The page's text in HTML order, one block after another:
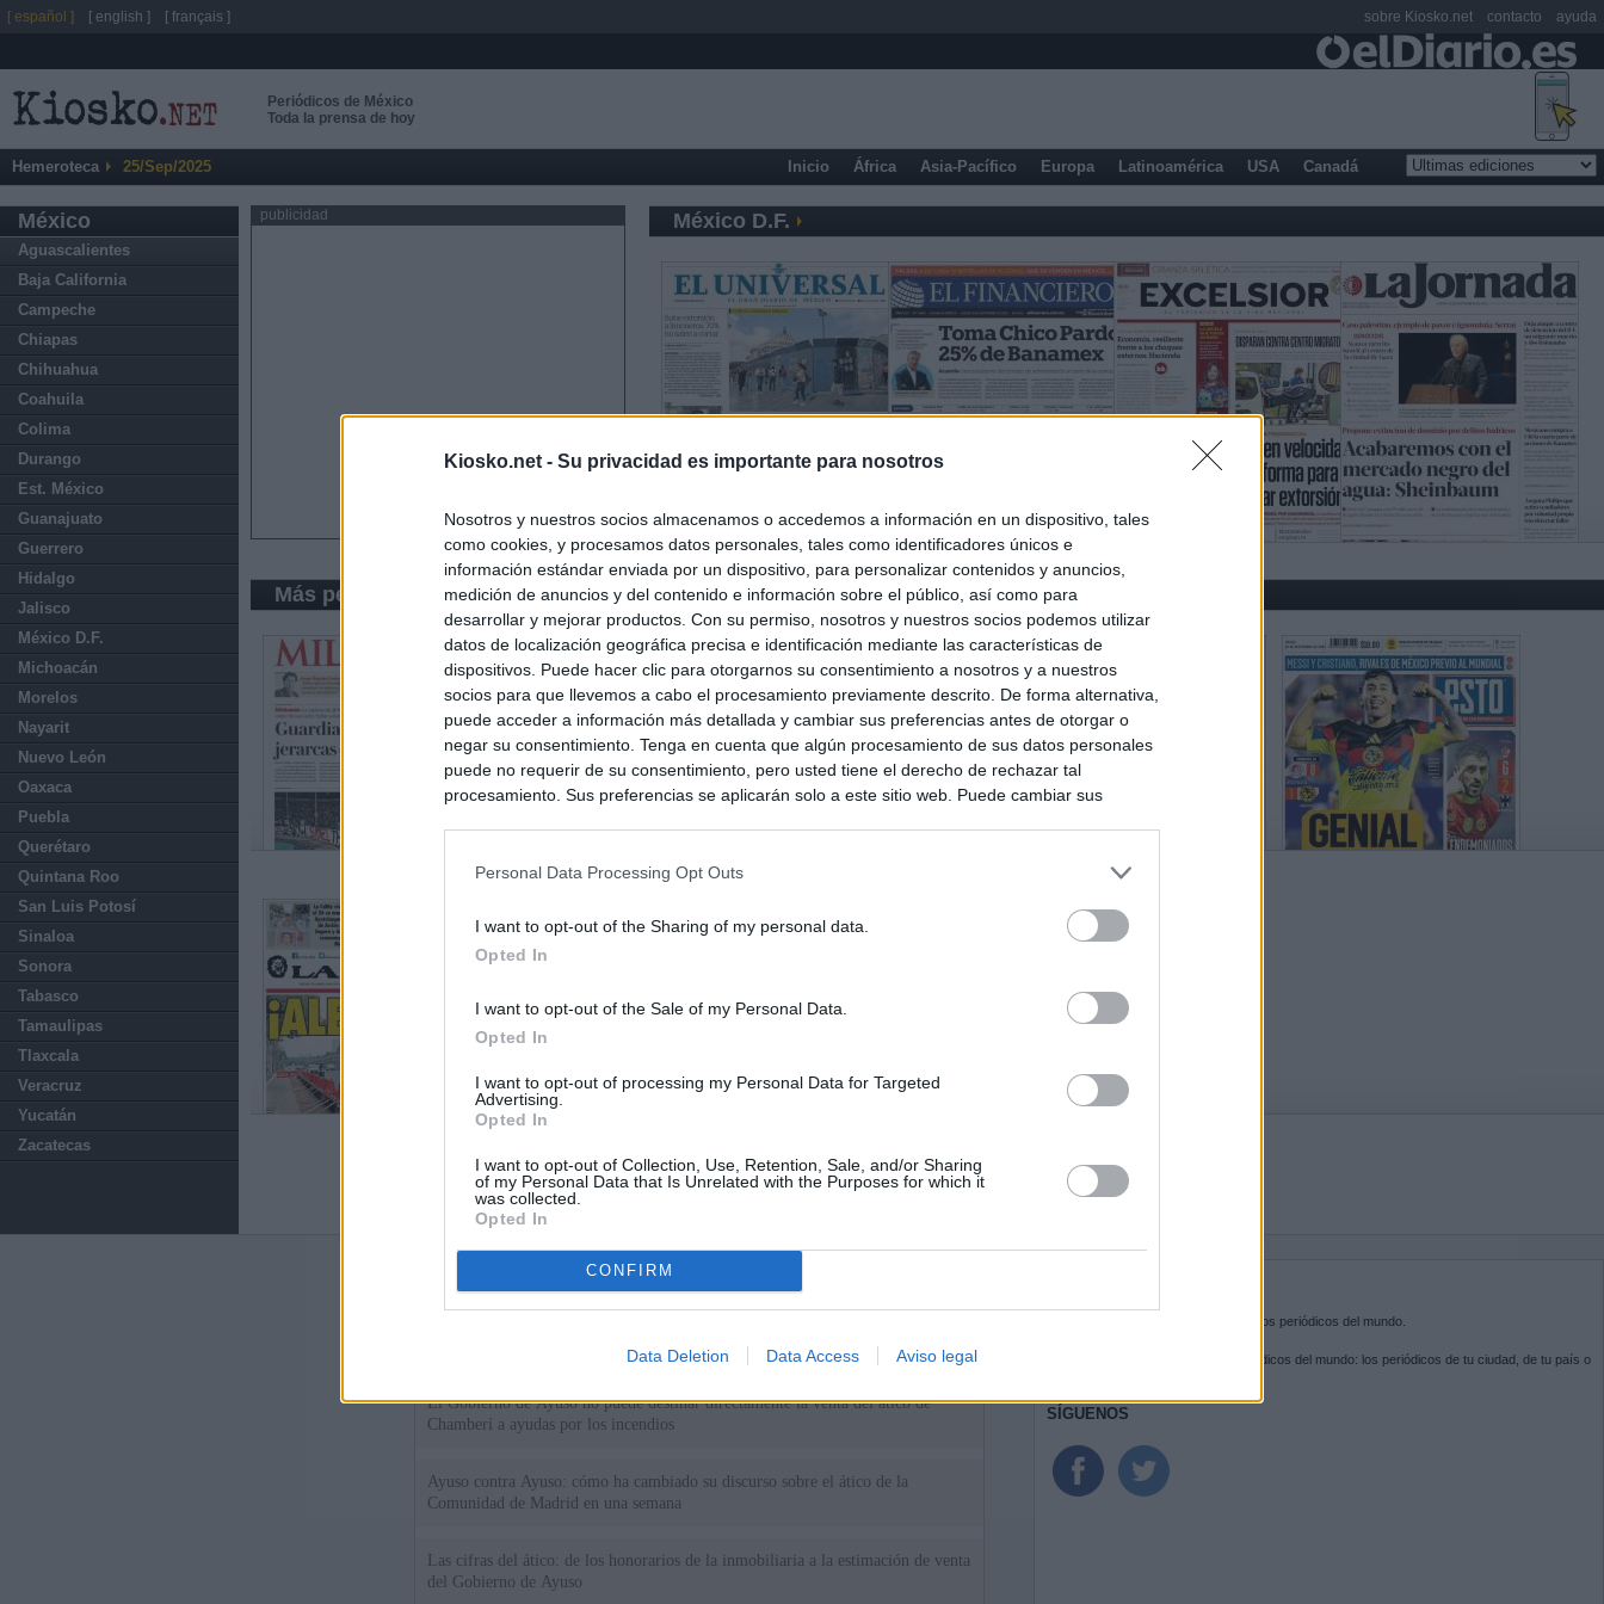
Kiosko.net - Su privacidad es importante para nosotros
Nosotros y nuestros socios almacenamos o accedemos a información en un dispositivo, tales
como cookies, y procesamos datos personales, tales como identificadores únicos e
información estándar enviada por un dispositivo, para personalizar contenidos y anuncios,
medición de anuncios y del contenido e información sobre el público, así como para
desarrollar y mejorar productos. Con su permiso, nosotros y nuestros socios podemos utilizar
datos de localización geográfica precisa e identificación mediante las características de
dispositivos. Puede hacer clic para otorgarnos su consentimiento a nosotros y a nuestros
socios para que llevemos a cabo el procesamiento previamente descrito. De forma alternativa,
puede acceder a información más detallada y cambiar sus preferencias antes de otorgar o
negar su consentimiento. Tenga en cuenta que algún procesamiento de sus datos personales
puede no requerir de su consentimiento, pero usted tiene el derecho de rechazar tal
procesamiento. Sus preferencias se aplicarán solo a este sitio web. Puede cambiar sus
Personal Data Processing Opt Outs
I want to opt-out of the Sharing of my personal data.
Opted In
I want to opt-out of the Sale of my Personal Data.
Opted In
I want to opt-out of processing my Personal Data for Targeted
Advertising.
Opted In
I want to opt-out of Collection, Use, Retention, Sale, and/or Sharing
of my Personal Data that Is Unrelated with the Purposes for which it
was collected.
Opted In
CONFIRM
Data Deletion Data Access Aviso legal
Periódicos de México
Toda la prensa de hoy
Hemeroteca 25/Sep/2025 Inicio África Asia-Pacífico Europa Latinoamérica USA Canadá
México
Aguascalientes
Baja California
Campeche
Chiapas
Chihuahua
Coahuila
Colima
Durango
Est. México
Guanajuato
Guerrero
Hidalgo
Jalisco
México D.F.
Michoacán
Morelos
Nayarit
Nuevo León
Oaxaca
Puebla
Querétaro
Quintana Roo
San Luis Potosí
Sinaloa
Sonora
Tabasco
Tamaulipas
Tlaxcala
Veracruz
Yucatán
Zacatecas
publicidad México D.F.
Más periódicos de México D.F.
que Madrid no tiene residencia oficial para la presidenta"
El Gobierno de Ayuso no puede destinar directamente la venta del ático de
Chamberí a ayudas por los incendios
Ayuso contra Ayuso: cómo ha cambiado su discurso sobre el ático de la
Comunidad de Madrid en una semana
Las cifras del ático: de los honorarios de la inmobiliaria a la estimación de venta
del Gobierno de Ayuso
es la puerta de entrada a los periódicos del mundo.
Navega por las portadas de los periódicos del mundo: los periódicos de tu ciudad, de tu país o
SÍGUENOS
[ español ] [ english ] [ français ] sobre Kiosko.net contacto ayuda